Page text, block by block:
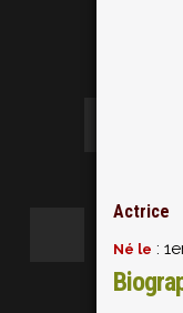
Actrice
Né le :